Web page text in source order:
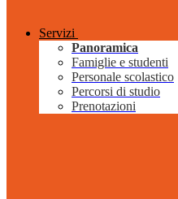
Servizi
Panoramica
Famiglie e studenti
Personale scolastico
Percorsi di studio
Prenotazioni